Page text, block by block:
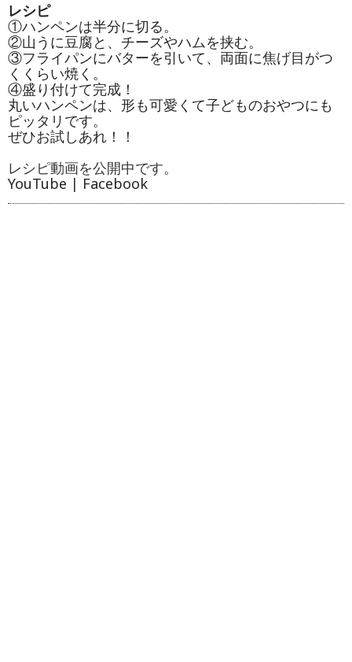
レシピ
①ハンペンは半分に切る。
②山うに豆腐と、チーズやハムを挟む。
③フライパンにバターを引いて、両面に焦げ目がつ
くくらい焼く。
④盛り付けて完成！
丸いハンペンは、形も可愛くて子どものおやつにも
ピッタリです。
ぜひお試しあれ！！
レシピ動画を公開中です。
YouTube | Facebook